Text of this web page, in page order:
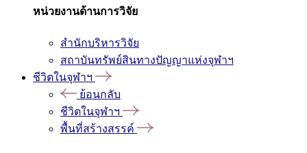
หน่วยงานด้านการวิจัย
สำนักบริหารวิจัย
สถาบันทรัพย์สินทางปัญญาแห่งจุฬาฯ
ชีวิตในจุฬาฯ
ย้อนกลับ
ชีวิตในจุฬาฯ
พื้นที่สร้างสรรค์